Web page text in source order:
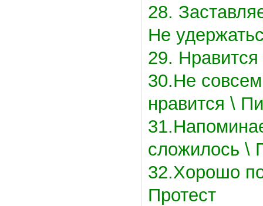
28.
Не
29.
30.Не
нравится \
сложилось \
32.Хорошо
Протест